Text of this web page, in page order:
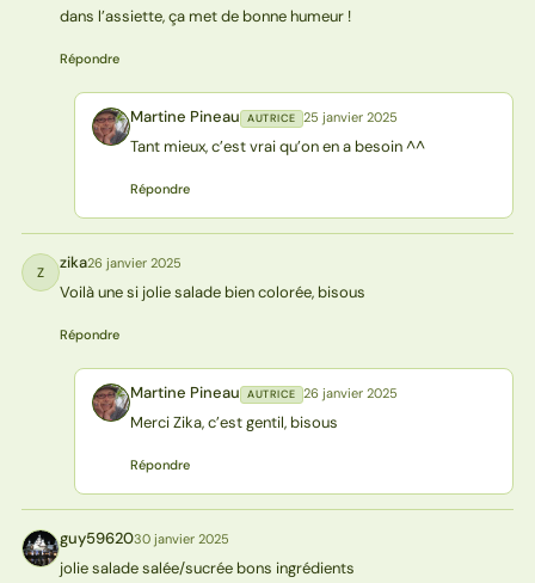
dans l’assiette, ça met de bonne humeur !
Répondre
MP Martine Pineau AUTRICE 25 janvier 2025
Tant mieux, c’est vrai qu’on en a besoin ^^
Répondre
Z zika26 janvier 2025
Voilà une si jolie salade bien colorée, bisous
Répondre
MP Martine Pineau AUTRICE 26 janvier 2025
Merci Zika, c’est gentil, bisous
Répondre
G guy5962030 janvier 2025
jolie salade salée/sucrée bons ingrédients